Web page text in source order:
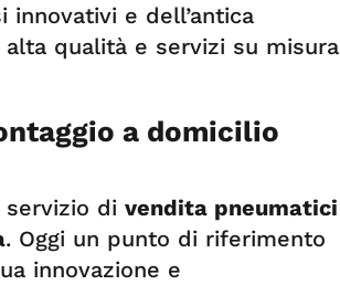
e dell’antica
qualità e servizi su misura
a domicilio
di vendita pneumatici
. Oggi un punto di riferimento
innovazione e